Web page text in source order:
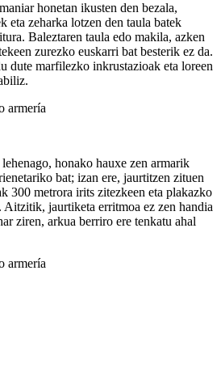
honetan ikusten den bezala,
eta zeharka lotzen den taula batek
Baleztaren taula edo makila, azken
zurezko euskarri bat besterik ez da.
dute marfilezko inkrustazioak eta loreen
honako hauxe zen armarik
bat; izan ere, jaurtitzen zituen
300 metrora irits zitezkeen eta plakazko
Aitzitik, jaurtiketa erritmoa ez zen handia
ziren, arkua berriro ere tenkatu ahal